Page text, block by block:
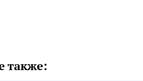
также: